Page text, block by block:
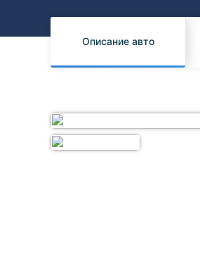
Subaru
Описание авто